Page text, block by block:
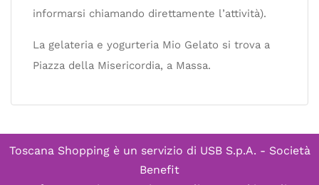
informarsi chiamando direttamente l’attività).
La gelateria e yogurteria Mio Gelato si trova a
Piazza della Misericordia, a Massa.
Toscana Shopping è un servizio di USB S.p.A. - Società
Benefit